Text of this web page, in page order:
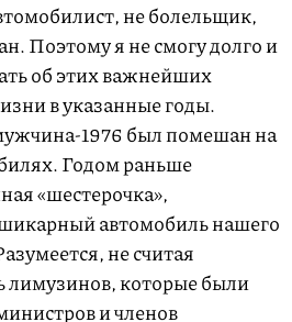
не болельщик,
Поэтому я не смогу долго и
об этих важнейших
в указанные годы.
1976 был помешан на
Годом раньше
«шестерочка»,
автомобиль нашего
не считая
лимузинов, которые были
и членов